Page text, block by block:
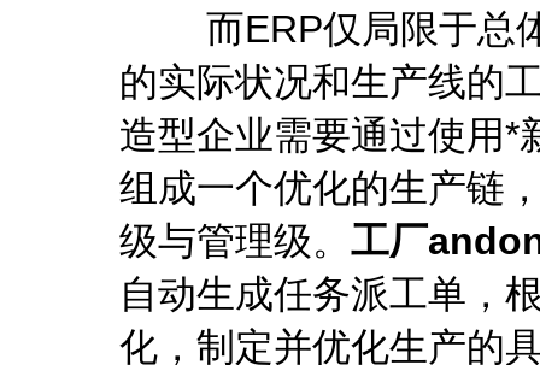
而ERP仅局限于总体
的实际状况和生产线的
造型企业需要通过使用*
组成一个优化的生产链
级与管理级。 工厂
自动生成任务派工单，
化，制定并优化生产的